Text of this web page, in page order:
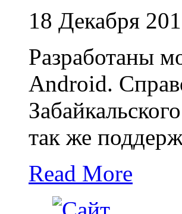
18 Декабря
Разработаны
Android.
так же
Read More